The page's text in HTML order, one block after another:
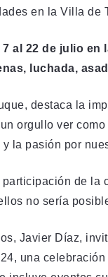
en la Villa de
al 22 de julio
luchada,
destaca la
orgullo ver
la pasión por
de la
no sería
Javier Díaz,
una